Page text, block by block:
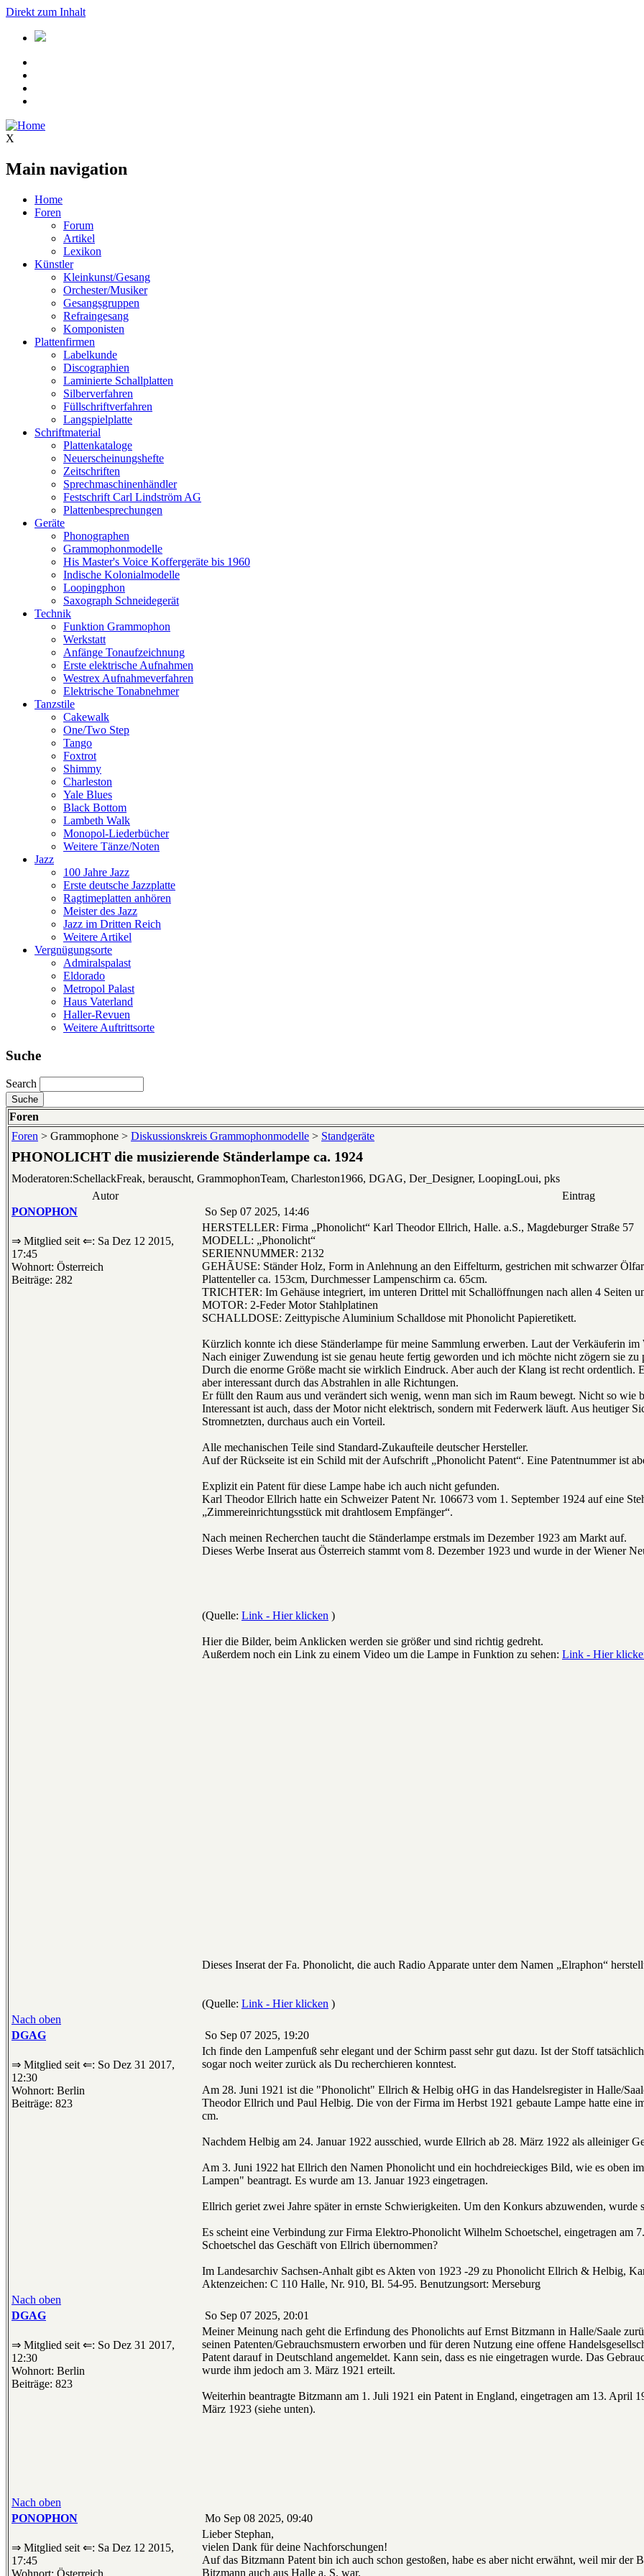
Direkt zum Inhalt
X
Main navigation
Home
Foren
Forum
Artikel
Lexikon
Künstler
Kleinkunst/Gesang
Orchester/Musiker
Gesangsgruppen
Refraingesang
Komponisten
Plattenfirmen
Labelkunde
Discographien
Laminierte Schallplatten
Silberverfahren
Füllschriftverfahren
Langspielplatte
Schriftmaterial
Plattenkataloge
Neuerscheinungshefte
Zeitschriften
Sprechmaschinenhändler
Festschrift Carl Lindström AG
Plattenbesprechungen
Geräte
Phonographen
Grammophonmodelle
His Master's Voice Koffergeräte bis 1960
Indische Kolonialmodelle
Loopingphon
Saxograph Schneidegerät
Technik
Funktion Grammophon
Werkstatt
Anfänge Tonaufzeichnung
Erste elektrische Aufnahmen
Westrex Aufnahmeverfahren
Elektrische Tonabnehmer
Tanzstile
Cakewalk
One/Two Step
Tango
Foxtrot
Shimmy
Charleston
Yale Blues
Black Bottom
Lambeth Walk
Monopol-Liederbücher
Weitere Tänze/Noten
Jazz
100 Jahre Jazz
Erste deutsche Jazzplatte
Ragtimeplatten anhören
Meister des Jazz
Jazz im Dritten Reich
Weitere Artikel
Vergnügungsorte
Admiralspalast
Eldorado
Metropol Palast
Haus Vaterland
Haller-Revuen
Weitere Auftrittsorte
Suche
Search
Foren
Foren > Grammophone > Diskussionskreis Grammophonmodelle > Standgeräte
PHONOLICHT die musizierende Ständerlampe ca. 1924
Moderatoren:SchellackFreak, berauscht, GrammophonTeam, Charleston1966, DGAG, Der_Designer, LoopingLoui, pks
Autor
Eintrag
PONOPHON
So Sep 07 2025, 14:46
⇒ Mitglied seit ⇐: Sa Dez 12 2015,
17:45
Wohnort: Österreich
Beiträge: 282
HERSTELLER: Firma „Phonolicht“ Karl Theodor Ellrich, Halle. a.S., Magdeburger Straße 57
MODELL: „Phonolicht“
SERIENNUMMER: 2132
GEHÃUSE: Ständer Holz, Form in Anlehnung an den Eiffelturm, gestrichen mit schwarzer
Plattenteller ca. 153cm, Durchmesser Lampenschirm ca. 65cm.
TRICHTER: Im Gehäuse integriert, im unteren Drittel mit Schallöffnungen nach allen 4 Seiten
MOTOR: 2-Feder Motor Stahlplatinen
SCHALLDOSE: Zeittypische Aluminium Schalldose mit Phonolicht Papieretikett.
Kürzlich konnte ich diese Ständerlampe für meine Sammlung erwerben. Laut der Verkäuferin
Nach einiger Zuwendung ist sie genau heute fertig geworden und ich möchte nicht zögern sie zu
Durch die enorme Größe macht sie wirklich Eindruck. Aber auch der Klang ist recht ordentlich.
aber interessant durch das Abstrahlen in alle Richtungen.
Er füllt den Raum aus und verändert sich wenig, wenn man sich im Raum bewegt. Nicht so wie
Interessant ist auch, dass der Motor nicht elektrisch, sondern mit Federwerk läuft. Aus heutiger
Stromnetzten, durchaus auch ein Vorteil.
Alle mechanischen Teile sind Standard-Zukaufteile deutscher Hersteller.
Auf der Rückseite ist ein Schild mit der Aufschrift „Phonolicht Patent“. Eine Patentnummer ist
Explizit ein Patent für diese Lampe habe ich auch nicht gefunden.
Karl Theodor Ellrich hatte ein Schweizer Patent Nr. 106673 vom 1. September 1924 auf eine
„Zimmereinrichtungsstück mit drahtlosem Empfänger“.
Nach meinen Recherchen taucht die Ständerlampe erstmals im Dezember 1923 am Markt auf.
Dieses Werbe Inserat aus Österreich stammt vom 8. Dezember 1923 und wurde in der Wiener
(Quelle: Link - Hier klicken )
Hier die Bilder, beim Anklicken werden sie größer und sind richtig gedreht.
Außerdem noch ein Link zu einem Video um die Lampe in Funktion zu sehen: Link - Hier
Dieses Inserat der Fa. Phonolicht, die auch Radio Apparate unter dem Namen „Elraphon“
(Quelle: Link - Hier klicken )
Nach oben
DGAG
So Sep 07 2025, 19:20
⇒ Mitglied seit ⇐: So Dez 31 2017,
12:30
Wohnort: Berlin
Beiträge: 823
Ich finde den Lampenfuß sehr elegant und der Schirm passt sehr gut dazu. Ist der Stoff
sogar noch weiter zurück als Du recherchieren konntest.
Am 28. Juni 1921 ist die "Phonolicht" Ellrich & Helbig oHG in das Handelsregister in Halle/
Theodor Ellrich und Paul Helbig. Die von der Firma im Herbst 1921 gebaute Lampe hatte eine
cm.
Nachdem Helbig am 24. Januar 1922 ausschied, wurde Ellrich ab 28. März 1922 als alleiniger
Am 3. Juni 1922 hat Ellrich den Namen Phonolicht und ein hochdreieckiges Bild, wie es oben
Lampen" beantragt. Es wurde am 13. Januar 1923 eingetragen.
Ellrich geriet zwei Jahre später in ernste Schwierigkeiten. Um den Konkurs abzuwenden, wurde
Es scheint eine Verbindung zur Firma Elektro-Phonolicht Wilhelm Schoetschel, eingetragen am
Schoetschel das Geschäft von Ellrich übernommen?
Im Landesarchiv Sachsen-Anhalt gibt es Akten von 1923 -29 zu Phonolicht Ellrich & Helbig,
Aktenzeichen: C 110 Halle, Nr. 910, Bl. 54-95. Benutzungsort: Merseburg
Nach oben
DGAG
So Sep 07 2025, 20:01
⇒ Mitglied seit ⇐: So Dez 31 2017,
12:30
Wohnort: Berlin
Beiträge: 823
Meiner Meinung nach geht die Erfindung des Phonolichts auf Ernst Bitzmann in Halle/Saale
seinen Patenten/Gebrauchsmustern erworben und für deren Nutzung eine offene
Patent darauf in Deutschland angemeldet. Kann sein, dass es nie eingetragen wurde. Das
wurde ihm jedoch am 3. März 1921 erteilt.
Weiterhin beantragte Bitzmann am 1. Juli 1921 ein Patent in England, eingetragen am 13. April
März 1923 (siehe unten).
Nach oben
PONOPHON
Mo Sep 08 2025, 09:40
⇒ Mitglied seit ⇐: Sa Dez 12 2015,
17:45
Lieber Stephan,
vielen Dank für deine Nachforschungen!
Auf das Bitzmann Patent bin ich auch schon gestoßen, habe es aber nicht erwähnt, weil mir der
Bitzmann auch aus Halle a. S. war.